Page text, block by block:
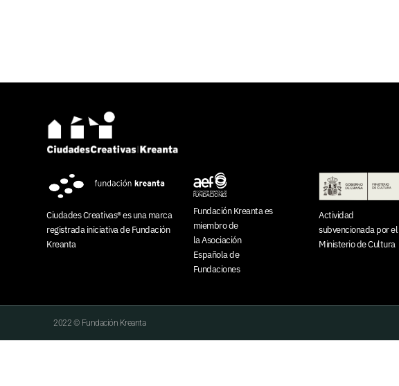
Ciudades Creativas® es una marca
registradainiciativa deFundación
Kreanta
Fundación Kreanta es
miembro de
laAsociación
Española de
Fundaciones
Actividad
subvencionada por el
Ministerio de Cultura
2022 © Fundación Kreanta